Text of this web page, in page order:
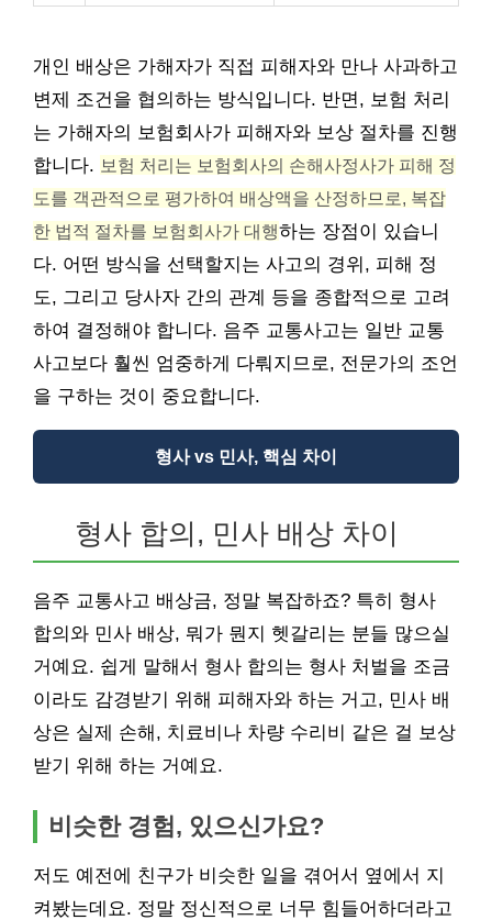
개인 배상은 가해자가 직접 피해자와 만나 사과하고
변제 조건을 협의하는 방식입니다. 반면, 보험 처리
는 가해자의 보험회사가 피해자와 보상 절차를 진행
합니다. 보험 처리는 보험회사의 손해사정사가 피해 정
도를 객관적으로 평가하여 배상액을 산정하므로, 복잡
한 법적 절차를 보험회사가 대행하는 장점이 있습니
다. 어떤 방식을 선택할지는 사고의 경위, 피해 정
도, 그리고 당사자 간의 관계 등을 종합적으로 고려
하여 결정해야 합니다. 음주 교통사고는 일반 교통
사고보다 훨씬 엄중하게 다뤄지므로, 전문가의 조언
을 구하는 것이 중요합니다.
형사 vs 민사, 핵심 차이
형사 합의, 민사 배상 차이
음주 교통사고 배상금, 정말 복잡하죠? 특히 형사
합의와 민사 배상, 뭐가 뭔지 헷갈리는 분들 많으실
거예요. 쉽게 말해서 형사 합의는 형사 처벌을 조금
이라도 감경받기 위해 피해자와 하는 거고, 민사 배
상은 실제 손해, 치료비나 차량 수리비 같은 걸 보상
받기 위해 하는 거예요.
비슷한 경험, 있으신가요?
저도 예전에 친구가 비슷한 일을 겪어서 옆에서 지
켜봤는데요. 정말 정신적으로 너무 힘들어하더라고